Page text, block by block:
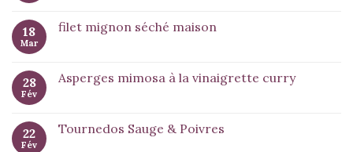
18
Mar
filet mignon séché maison
28
Fév
Asperges mimosa à la vinaigrette curry
22
Fév
Tournedos Sauge & Poivres